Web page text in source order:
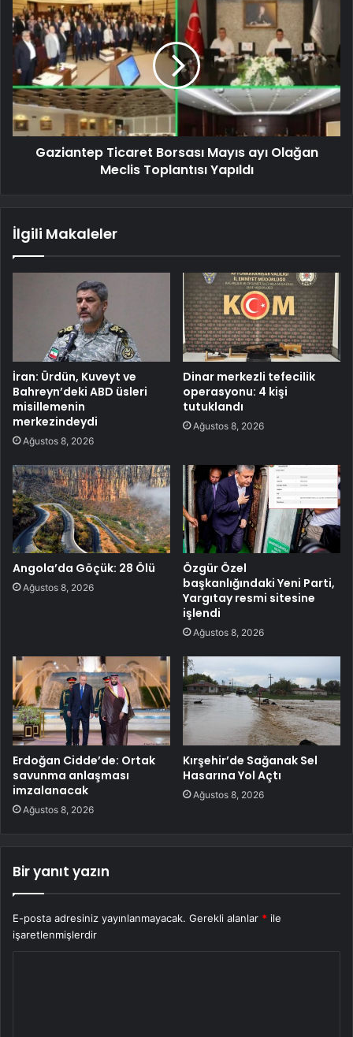
Gaziantep Ticaret Borsası Mayıs ayı Olağan
Meclis Toplantısı Yapıldı
İlgili Makaleler
İran: Ürdün, Kuveyt ve
Bahreyn’deki ABD üsleri
misillemenin
merkezindeydi
Ağustos 8, 2026
Dinar merkezli tefecilik
operasyonu: 4 kişi
tutuklandı
Ağustos 8, 2026
Angola’da Göçük: 28 Ölü
Ağustos 8, 2026
Özgür Özel
başkanlığındaki Yeni Parti,
Yargıtay resmi sitesine
işlendi
Ağustos 8, 2026
Erdoğan Cidde’de: Ortak
savunma anlaşması
imzalanacak
Ağustos 8, 2026
Kırşehir’de Sağanak Sel
Hasarına Yol Açtı
Ağustos 8, 2026
Bir yanıt yazın
E-posta adresiniz yayınlanmayacak. Gerekli alanlar * ile
işaretlenmişlerdir